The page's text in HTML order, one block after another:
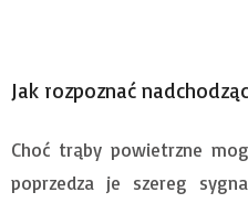
Jak rozpoznać
Choć trąby powietrzne
poprzedza je szereg